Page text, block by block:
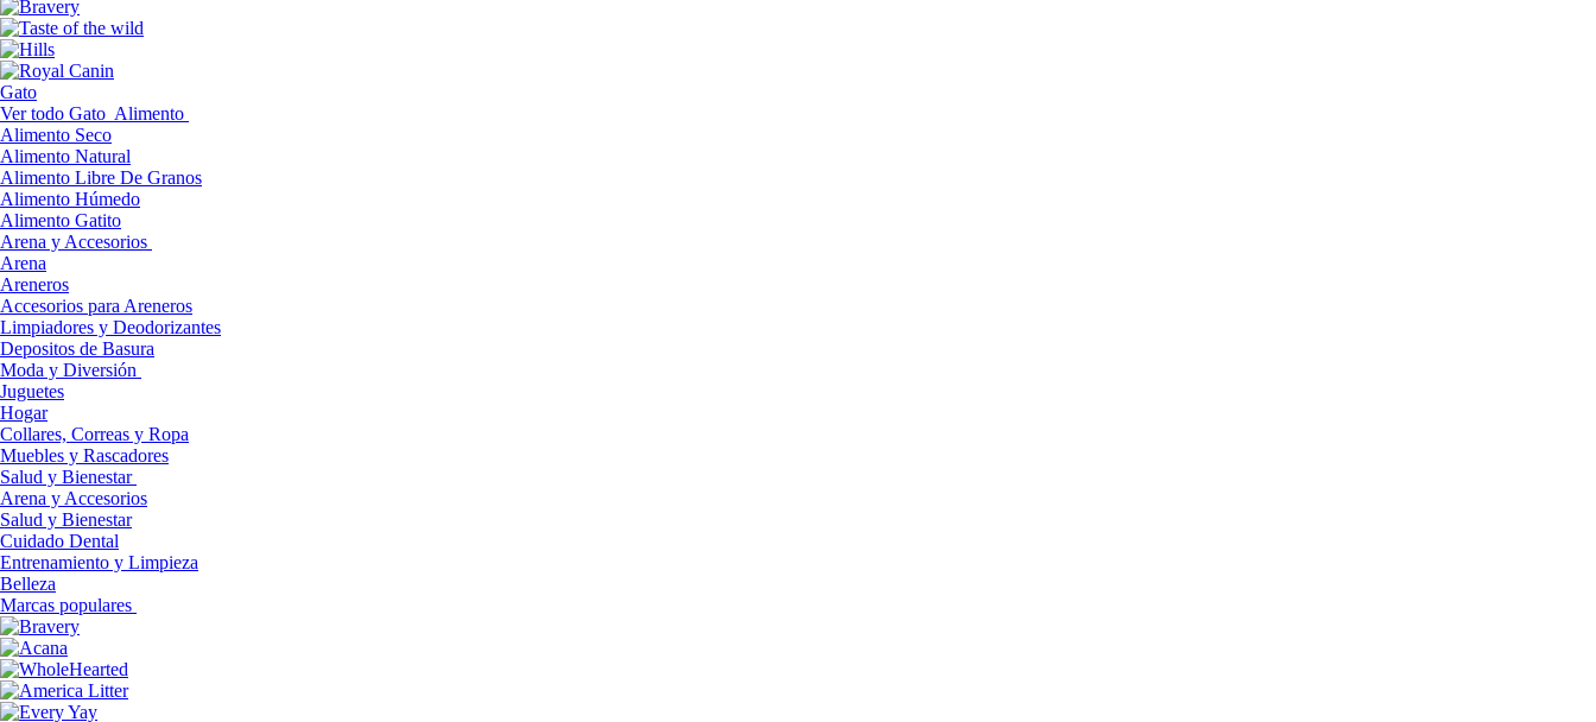
Gato
Ver todo Gato Alimento
Alimento Seco
Alimento Natural
Alimento Libre De Granos
Alimento Húmedo
Alimento Gatito
Arena y Accesorios
Arena
Areneros
Accesorios para Areneros
Limpiadores y Deodorizantes
Depositos de Basura
Moda y Diversión
Juguetes
Hogar
Collares, Correas y Ropa
Muebles y Rascadores
Salud y Bienestar
Arena y Accesorios
Salud y Bienestar
Cuidado Dental
Entrenamiento y Limpieza
Belleza
Marcas populares